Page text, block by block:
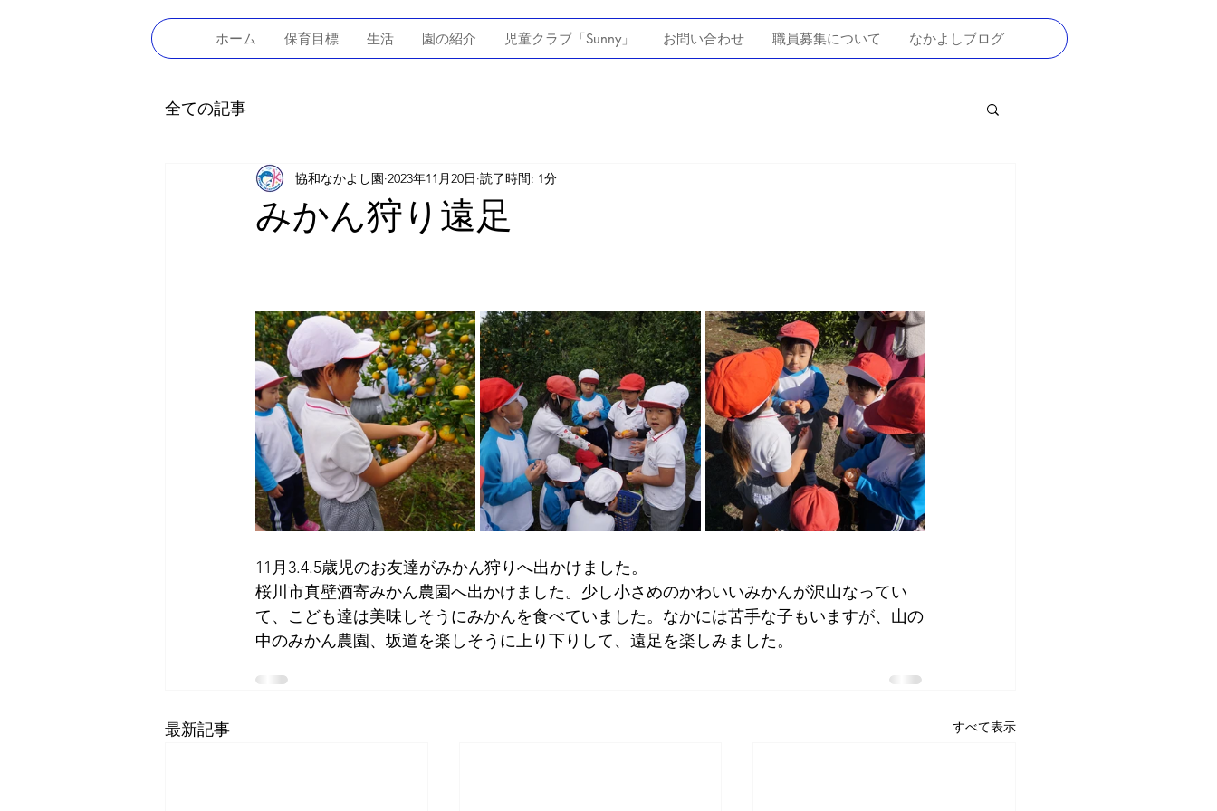
ホーム 保育目標 生活 園の紹介 児童クラブ「Sunny」 お問い合わせ 職員募集について なかよしブログ
全ての記事
みかん狩り遠足
協和なかよし園 2023年11月20日 読了時間: 1分
11月3.4.5歳児のお友達がみかん狩りへ出かけました。
桜川市真壁酒寄みかん農園へ出かけました。少し小さめのかわいいみかんが沢山なってい
て、こども達は美味しそうにみかんを食べていました。なかには苦手な子もいますが、山の
中のみかん農園、坂道を楽しそうに上り下りして、遠足を楽しみました。
最新記事 すべて表示